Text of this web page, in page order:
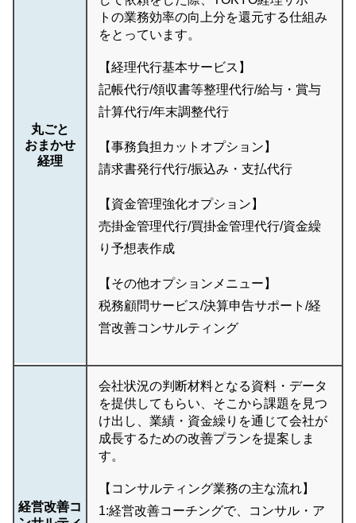
丸ごと
おまかせ
経理
トの業務効率の向上分を還元する仕組み
をとっています。
【経理代行基本サービス】
記帳代行/領収書等整理代行/給与・賞与
計算代行/年末調整代行
【事務負担カットオプション】
請求書発行代行/振込み・支払代行
【資金管理強化オプション】
売掛金管理代行/買掛金管理代行/資金繰
り予想表作成
【その他オプションメニュー】
税務顧問サービス/決算申告サポート/経
営改善コンサルティング
経営改善コ
会社状況の判断材料となる資料・データ
を提供してもらい、そこから課題を見つ
け出し、業績・資金繰りを通じて会社が
成長するための改善プランを提案しま
す。
【コンサルティング業務の主な流れ】
1:経営改善コーチングで、コンサル・ア